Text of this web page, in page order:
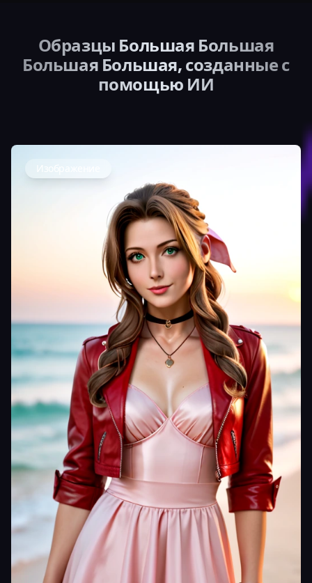
Образцы Большая Большая
Большая Большая, созданные с
помощью ИИ
Изображение